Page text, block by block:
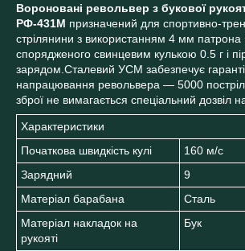
Вороновані револьвер з букової
РФ-431М призначений для спортивно-
стрілянини з використанням 4 мм патрона
спорядженого свинцевим кулькою 0.5 г і
зарядом.Сталевий УСМ забезпечує
напрацювання револьвера — 5000
зброї не вимагається спеціальний дозвіл
Характеристики
Початкова швидкість кулі
160 м/с
Зарядний
9
Матеріал барабана
Сталь
Матеріал накладок на
рукояті
Бук